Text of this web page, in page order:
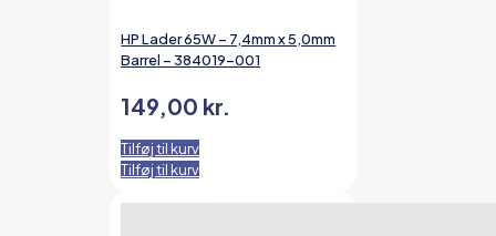
HP Lader 65W – 7,4mm x 5,0mm
Barrel – 384019-001
149,00 kr.
Tilføj til kurv
Tilføj til kurv